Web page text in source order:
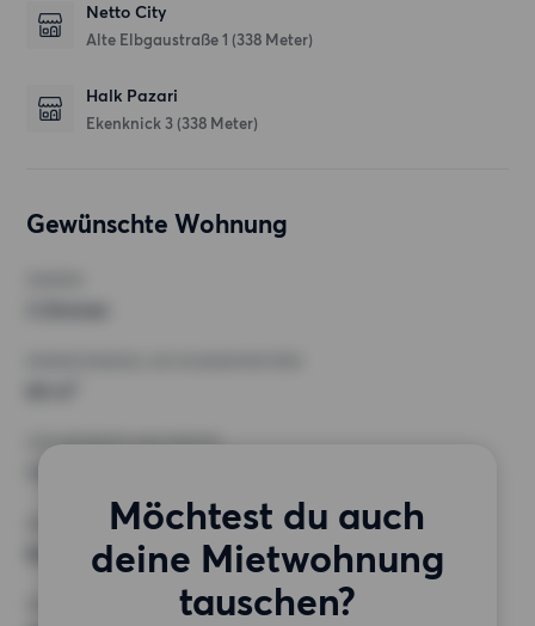
Netto City
Alte Elbgaustraße 1 (338 Meter)
Halk Pazari
Ekenknick 3 (338 Meter)
Gewünschte Wohnung
Möchtest du auch
deine Mietwohnung
tauschen?
HÖCHSTMIETE (KALTMIETE)
ANFORDERUNGEN
Keine besonderen Anforderungen
SONSTIGE PRÄFERENZEN